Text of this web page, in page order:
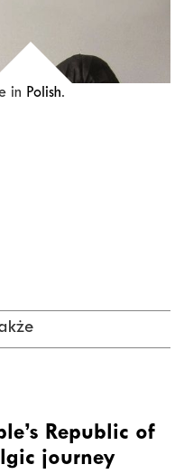
in Polish.
Republic of
journey